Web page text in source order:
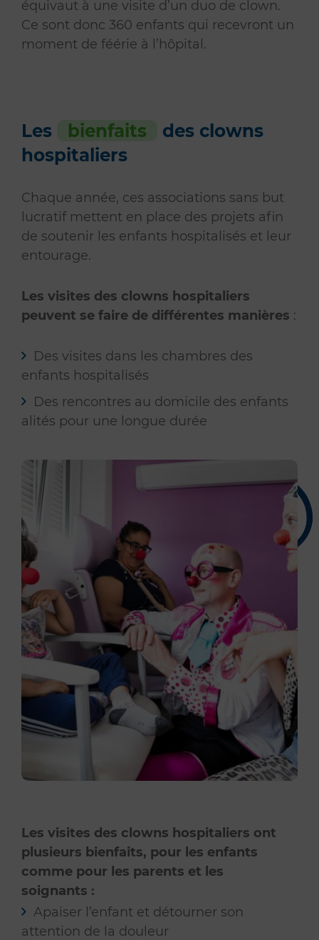
équivaut à une visite d’un duo de clown.
Ce sont donc 360 enfants qui recevront un
moment de féérie à l’hôpital.
Les bienfaits
des clowns
hospitaliers
Chaque année, ces associations sans but
lucratif mettent en place des projets afin
de soutenir les enfants hospitalisés et leur
entourage.
Les visites des clowns hospitaliers
peuvent se faire de différentes manières :
Des visites dans les chambres des
enfants hospitalisés
Des rencontres au domicile des enfants
alités pour une longue durée
Les visites des clowns hospitaliers ont
plusieurs bienfaits, pour les enfants
comme pour les parents et les
soignants :
Apaiser l’enfant et détourner son
attention de la douleur